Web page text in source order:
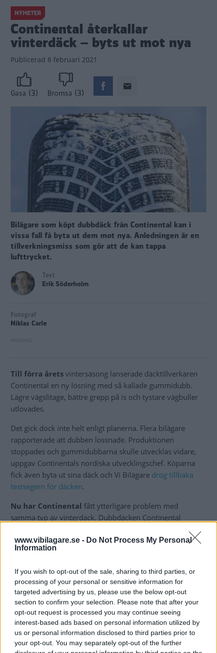
www.vibilagare.se - Do Not Process My Personal
Information
If you wish to opt-out of the sale, sharing to third parties, or
processing of your personal or sensitive information for
targeted advertising by us, please use the below opt-out
section to confirm your selection. Please note that after your
opt-out request is processed you may continue seeing
interest-based ads based on personal information utilized by
us or personal information disclosed to third parties prior to
your opt-out. You may separately opt-out of the further
NYHETER
Continental återkallar
vinterdäck – byts ut mot nya
Publicerad 8 februari 2021
Gasa (3) Bromsa (3)
Bilägare som köpt dubbdäck från Continental kan i
vissa fall få byta ut dem mot nya. Anledningen är en
tillverkningsmiss som gör att de kan tappa
lufttrycket.
Text
Erik Söderholm
Fotograf
Niklas Carle
Till förra årets vintersäsong lanserade däcktillverkaren
Continental en ny lösning med så kallade gummidubb.
Lägre vägslitage, bättre grepp på is och tystare vägbuller
utlovades.
Det gick dock inte helt enligt planerna. Flera bilägare
rapporterade att dubben lossnade. Produktionen
stoppades och gummidubbarna skulle utvecklas vidare,
uppgav Continentals nordiska utvecklingschef. Köparna
fick även byta ut sina däck och Vi Bilägare drog tillbaka
testsegern för däcken.
Nu har Continental fått ytterligare problem med
samma typ av vinterdäck. Dubbdäcken Continental
lufttrycket.
olyckor eller personskador i frågan”, uppger företaget i ett
pressmeddelande.
Återkallelsen beskrivssom ”frivillig” och bilägarna som
köpt däcken som omfattas av återkallelsen får
kostnadsfritt byta till nya. Exakt vad som gått fel under
tillverkningen avslöjas inte.